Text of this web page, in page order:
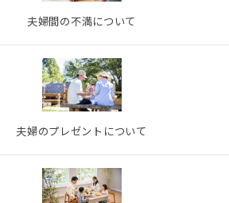
夫婦間の不満について
夫婦のプレゼントについて